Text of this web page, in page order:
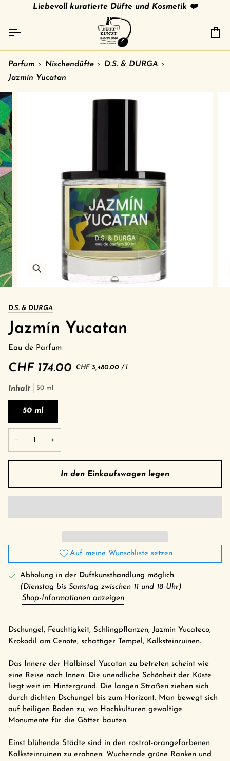
Inhalt
Liebevoll kuratierte Düfte und Kosmetik ❤️
gratis Versand in 🇩🇪 ab 79 € /shipment to other
Parfum › Nischendüfte › D.S. & DURGA ›
Jazmín Yucatan
D.S. & DURGA
Jazmín Yucatan
Eau de Parfum
CHF 174.00 Grundpreis
CHF 3,480.00 /pro
l
Inhalt 50 ml
50 ml
− +
In den Einkaufswagen legen
Auf meine Wunschliste setzen
Abholung in der Duftkunsthandlung möglich
(Dienstag bis Samstag zwischen 11 und 18 Uhr)
Shop-Informationen anzeigen
Dschungel, Feuchtigkeit, Schlingpflanzen, Jazmín Yucateco,
Krokodil am Cenote, schattiger Tempel, Kalksteinruinen.
Das Innere der Halbinsel Yucatan zu betreten scheint wie
eine Reise nach Innen. Die unendliche Schönheit der Küste
liegt weit im Hintergrund. Die langen Straßen ziehen sich
durch dichten Dschungel bis zum Horizont. Man bewegt sich
auf heiligen Boden zu, wo Hochkulturen gewaltige
Monumente für die Götter bauten.
Einst blühende Städte sind in den rostrot-orangefarbenen
Kalksteinruinen zu erahnen. Wuchernde grüne Ranken und